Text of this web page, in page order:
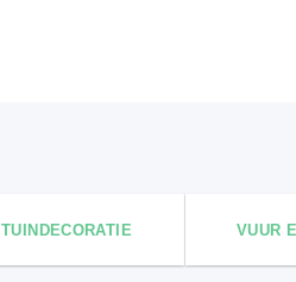
TUINDECORATIE VUUR